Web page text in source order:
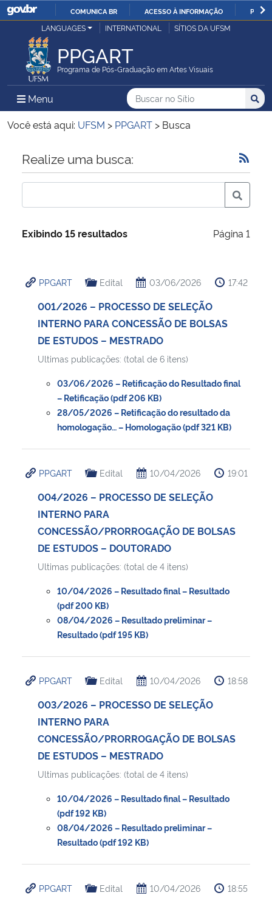
IR
COMUNICA BR ACESSO À INFORMAÇÃO
Ministério da Justiça e Segurança Pública
Ministério da Defesa
Ministério das Relações Exteriores
Ministério da Economia
Ministério da Infraestrutura
Ministério da Cidadania
Ministério de Minas e Energia
Ministério da Ciência, Tecnologia, Inovações e Comunicações
Ministério do Meio Ambiente
Ministério do Desenvolvimento Regional
Ministério da Mulher, da Família e dos Direitos Humanos
Secretaria-Geral
Secretaria de Governo
Gabinete de Segurança Institucional
Banco Central do Brasil
LANGUAGES INTERNATIONAL SÍTIOS DA UFSM
PPGART
Programa de Pós-Graduação em Artes Visuais
Menu Menu Principal do Sítio
Busca
Buscar no no Sítio
Busca:
Você está aqui: UFSM > PPGART > Busca
Início do conteúdo
Realize uma busca:
Exibindo 15 resultados Página 1
PPGART Edital 03/06/2026 17:42
001/2026 – PROCESSO DE SELEÇÃO
INTERNO PARA CONCESSÃO DE BOLSAS
DE ESTUDOS – MESTRADO
Ultimas publicações: (total de 6 itens)
03/06/2026 – Retificação do Resultado final
– Retificação (pdf 206 KB)
28/05/2026 – Retificação do resultado da
homologação… – Homologação (pdf 321 KB)
PPGART Edital 10/04/2026 19:01
004/2026 – PROCESSO DE SELEÇÃO
INTERNO PARA
CONCESSÃO/PRORROGAÇÃO DE BOLSAS
DE ESTUDOS – DOUTORADO
Ultimas publicações: (total de 4 itens)
10/04/2026 – Resultado final – Resultado
(pdf 200 KB)
08/04/2026 – Resultado preliminar –
Resultado (pdf 195 KB)
PPGART Edital 10/04/2026 18:58
003/2026 – PROCESSO DE SELEÇÃO
INTERNO PARA
CONCESSÃO/PRORROGAÇÃO DE BOLSAS
DE ESTUDOS – MESTRADO
Ultimas publicações: (total de 4 itens)
10/04/2026 – Resultado final – Resultado
(pdf 192 KB)
08/04/2026 – Resultado preliminar –
Resultado (pdf 192 KB)
PPGART Edital 10/04/2026 18:55